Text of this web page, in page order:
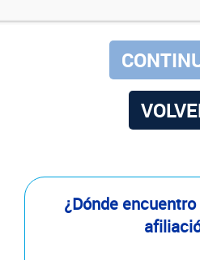
¿Dónde